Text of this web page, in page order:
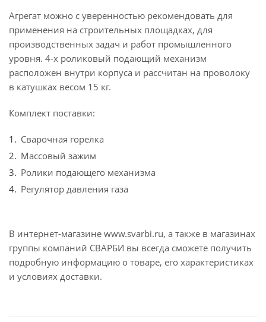
Агрегат можно с уверенностью рекомендовать для
применения на строительных площадках, для
производственных задач и работ промышленного
уровня. 4-х роликовый подающий механизм
расположен внутри корпуса и рассчитан на проволоку
в катушках весом 15 кг.
Комплект поставки:
Сварочная горелка
Массовый зажим
Ролики подающего механизма
Регулятор давления газа
В интернет-магазине www.svarbi.ru, а также в магазинах
группы компаний СВАРБИ вы всегда сможете получить
подробную информацию о товаре, его характеристиках
и условиях доставки.